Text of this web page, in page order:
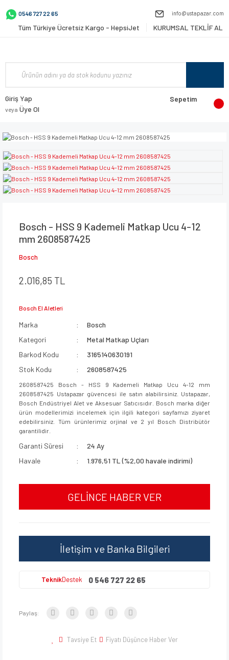
0546 727 22 65 info@ustapazar.com
Tüm Türkiye Ücretsiz Kargo - HepsiJet KURUMSAL TEKLİF AL
Giriş Yap
veya Üye Ol
Sepetim
Bosch - HSS 9 Kademeli Matkap Ucu 4-12
mm 2608587425
Bosch
2.016,85 TL
Bosch El Aletleri
Marka
Bosch
Kategori
Metal Matkap Uçları
Barkod Kodu
3165140630191
Stok Kodu
2608587425
2608587425 Bosch - HSS 9 Kademeli Matkap Ucu 4-12 mm
2608587425 Ustapazar güvencesi ile satın alabilirsiniz. Ustapazar,
Bosch Endüstriyel Alet ve Aksesuar Satıcısıdır. Bosch marka diğer
ürün modellerimizi incelemek için ilgili kategori sayfamızı ziyaret
edebilirsiniz. Tüm ürünlerimiz orjinal ve 2 yıl Bosch Distribütör
garantilidir.
Garanti Süresi
24 Ay
Havale
1.976,51 TL (%2,00 havale indirimi)
GELİNCE HABER VER
İletişim ve Banka Bilgileri
TeknikDestek 0 546 727 22 65
Paylaş:
Tavsiye Et Fiyatı Düşünce Haber Ver